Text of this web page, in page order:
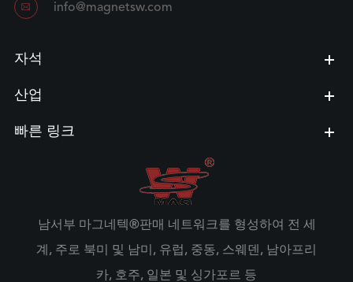
 info@magnetsw.com
자석
산업
빠른 링크
남서부 마그네텍®판매 네트워크를 형성하여 전 세
계, 주로 북미 및 남미, 유럽, 중동, 스웨덴, 남아프리
카, 호주, 일본 및 싱가포르 등